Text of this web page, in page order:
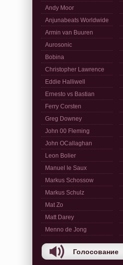
Andy Moor
Anjunabeats Worldwide
Armin van Buuren
Aurosonic
Bobina
Christopher Lawrence
Eddie Halliwell
Ernesto vs Bastian
Ferry Corsten
Greg Downey
John 00 Fleming
John OCallaghan
Leon Bolier
Manuel le Saux
Markus Schossow
Markus Schulz
Mat Zo
Matt Darey
Menno de Jong
Голосование